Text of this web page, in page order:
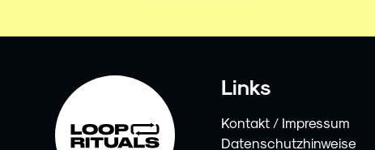
Links
Kontakt / Impressum
Datenschutzhinweise